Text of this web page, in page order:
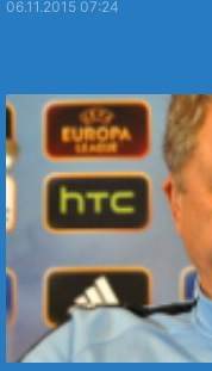
06.11.2015 07:24